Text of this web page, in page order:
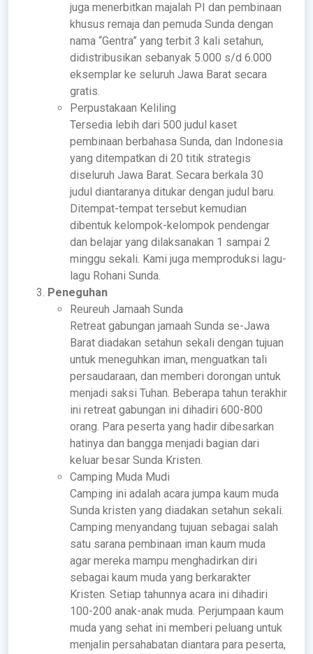
juga menerbitkan majalah PI dan pembinaan
khusus remaja dan pemuda Sunda dengan
nama “Gentra” yang terbit 3 kali setahun,
didistribusikan sebanyak 5.000 s/d 6.000
eksemplar ke seluruh Jawa Barat secara
gratis.
Perpustakaan Keliling
Tersedia lebih dari 500 judul kaset
pembinaan berbahasa Sunda, dan Indonesia
yang ditempatkan di 20 titik strategis
diseluruh Jawa Barat. Secara berkala 30
judul diantaranya ditukar dengan judul baru.
Ditempat-tempat tersebut kemudian
dibentuk kelompok-kelompok pendengar
dan belajar yang dilaksanakan 1 sampai 2
minggu sekali. Kami juga memproduksi lagu-
lagu Rohani Sunda.
Peneguhan
Reureuh Jamaah Sunda
Retreat gabungan jamaah Sunda se-Jawa
Barat diadakan setahun sekali dengan tujuan
untuk meneguhkan iman, menguatkan tali
persaudaraan, dan memberi dorongan untuk
menjadi saksi Tuhan. Beberapa tahun terakhir
ini retreat gabungan ini dihadiri 600-800
orang. Para peserta yang hadir dibesarkan
hatinya dan bangga menjadi bagian dari
keluar besar Sunda Kristen.
Camping Muda Mudi
Camping ini adalah acara jumpa kaum muda
Sunda kristen yang diadakan setahun sekali.
Camping menyandang tujuan sebagai salah
satu sarana pembinaan iman kaum muda
agar mereka mampu menghadirkan diri
sebagai kaum muda yang berkarakter
Kristen. Setiap tahunnya acara ini dihadiri
100-200 anak-anak muda. Perjumpaan kaum
muda yang sehat ini memberi peluang untuk
menjalin persahabatan diantara para peserta,